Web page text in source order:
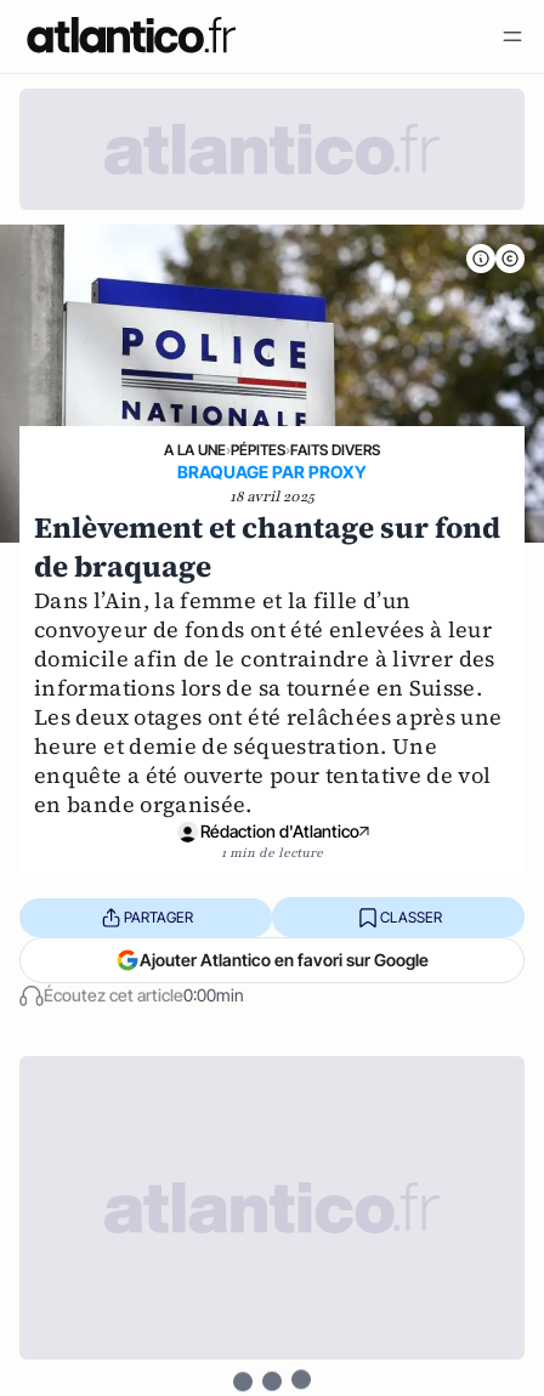
A LA UNE›PÉPITES›FAITS DIVERS
BRAQUAGE PAR PROXY
18 avril 2025
Enlèvement et chantage sur fond
de braquage
Dans l’Ain, la femme et la fille d’un
convoyeur de fonds ont été enlevées à leur
domicile afin de le contraindre à livrer des
informations lors de sa tournée en Suisse.
Les deux otages ont été relâchées après une
heure et demie de séquestration. Une
enquête a été ouverte pour tentative de vol
en bande organisée.
Rédaction d'Atlantico
1 min de lecture
Écoutez cet article0:00min
PARTAGER CLASSER
Ajouter Atlantico en favori sur Google